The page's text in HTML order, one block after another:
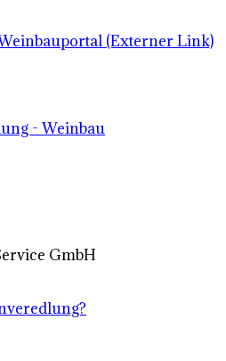
(Externer Link)
- Weinbau
GmbH